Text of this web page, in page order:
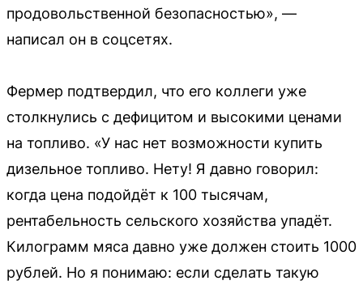
продовольственной безопасностью», —
написал он в соцсетях.
Фермер подтвердил, что его коллеги уже
столкнулись с дефицитом и высокими ценами
на топливо. «У нас нет возможности купить
дизельное топливо. Нету! Я давно говорил:
когда цена подойдёт к 100 тысячам,
рентабельность сельского хозяйства упадёт.
Килограмм мяса давно уже должен стоить 1000
рублей. Но я понимаю: если сделать такую